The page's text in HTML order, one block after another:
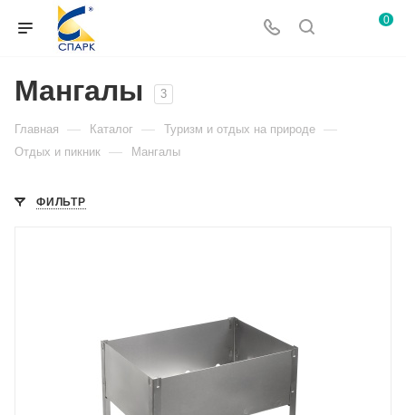
0
Мангалы 3
Главная — Каталог — Туризм и отдых на природе —
Отдых и пикник — Мангалы
ФИЛЬТР